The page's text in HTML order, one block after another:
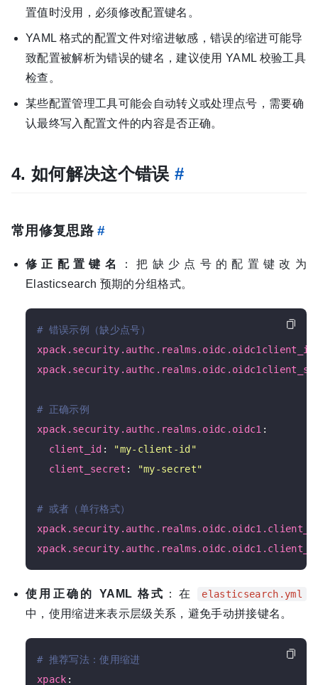
置值时没用，必须修改配置键名。
YAML 格式的配置文件对缩进敏感，错误的缩进可能导
致配置被解析为错误的键名，建议使用 YAML 校验工具
检查。
某些配置管理工具可能会自动转义或处理点号，需要确
认最终写入配置文件的内容是否正确。
4. 如何解决这个错误 #
常用修复思路#
修正配置键名
：把缺少点号的配置键改为
Elasticsearch 预期的分组格式。
# 错误示例（缺少点号）
xpack.security.authc.realms.oidc.oidc1client_id
# 正确示例
xpack.security.authc.realms.oidc.oidc1 :
client_id :
"my-client-id"
client_secret : "my-secret"
# 或者（单行格式）
使用正确的 YAML 格式 ：在 elasticsearch.yml
中，使用缩进来表示层级关系，避免手动拼接键名。
# 推荐写法：使用缩进
xpack :